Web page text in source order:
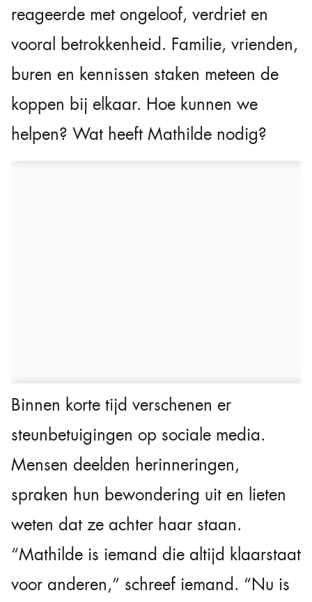
reageerde met ongeloof, verdriet en
vooral betrokkenheid. Familie, vrienden,
buren en kennissen staken meteen de
koppen bij elkaar. Hoe kunnen we
helpen? Wat heeft Mathilde nodig?
Binnen korte tijd verschenen er
steunbetuigingen op sociale media.
Mensen deelden herinneringen,
spraken hun bewondering uit en lieten
weten dat ze achter haar staan.
“Mathilde is iemand die altijd klaarstaat
voor anderen,” schreef iemand. “Nu is